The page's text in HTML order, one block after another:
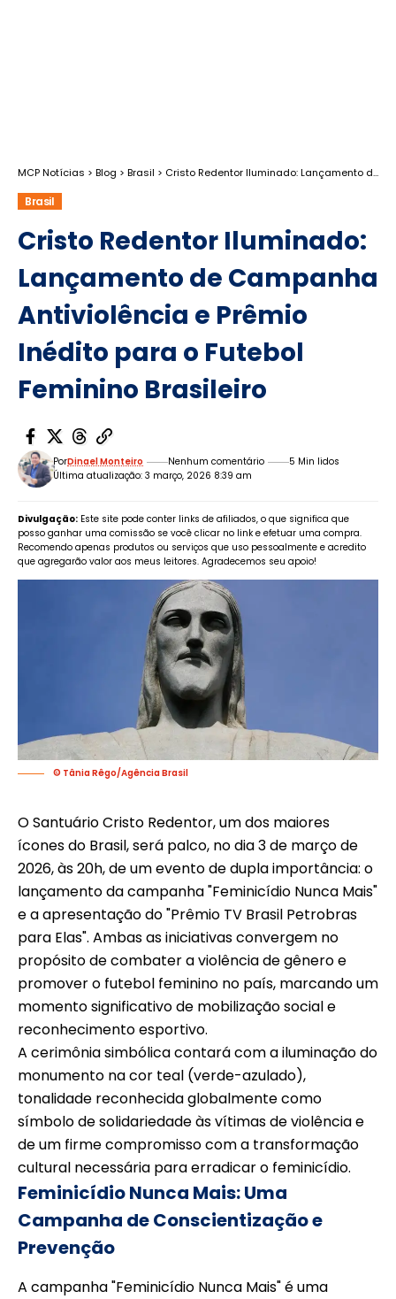
MCP Notícias > Blog > Brasil > Cristo Redentor Iluminado: Lançamento de Campanha Antiviolência e Prêmio Inédito para o Futebol Feminino Brasileiro
Brasil
Cristo Redentor Iluminado:
Lançamento de Campanha
Antiviolência e Prêmio
Inédito para o Futebol
Feminino Brasileiro
Última atualização: 3 março, 2026 8:39 am
PorDinael Monteiro Nenhum comentário 5 Min lidos
Divulgação: Este site pode conter links de afiliados, o que significa que
posso ganhar uma comissão se você clicar no link e efetuar uma compra.
Recomendo apenas produtos ou serviços que uso pessoalmente e acredito
que agregarão valor aos meus leitores. Agradecemos seu apoio!
© Tânia Rêgo/Agência Brasil
O Santuário Cristo Redentor, um dos maiores
ícones do Brasil, será palco, no dia 3 de março de
2026, às 20h, de um evento de dupla importância: o
lançamento da campanha "Feminicídio Nunca Mais"
e a apresentação do "Prêmio TV Brasil Petrobras
para Elas". Ambas as iniciativas convergem no
propósito de combater a violência de gênero e
promover o futebol feminino no país, marcando um
momento significativo de mobilização social e
reconhecimento esportivo.
A cerimônia simbólica contará com a iluminação do
monumento na cor teal (verde-azulado),
tonalidade reconhecida globalmente como
símbolo de solidariedade às vítimas de violência e
de um firme compromisso com a transformação
cultural necessária para erradicar o feminicídio.
Feminicídio Nunca Mais: Uma
Campanha de Conscientização e
Prevenção
A campanha "Feminicídio Nunca Mais" é uma